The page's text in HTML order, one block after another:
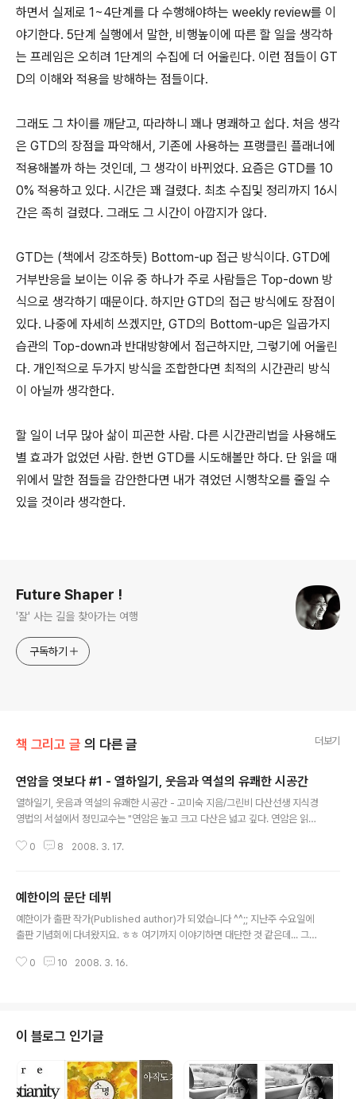
하면서 실제로 1~4단계를 다 수행해야하는 weekly review를 이
야기한다. 5단계 실행에서 말한, 비행높이에 따른 할 일을 생각하
는 프레임은 오히려 1단계의 수집에 더 어울린다. 이런 점들이 GT
D의 이해와 적용을 방해하는 점들이다.
그래도 그 차이를 깨닫고, 따라하니 꽤나 명쾌하고 쉽다. 처음 생각
은 GTD의 장점을 파악해서, 기존에 사용하는 프랭클린 플래너에
적용해볼까 하는 것인데, 그 생각이 바뀌었다. 요즘은 GTD를 10
0% 적용하고 있다. 시간은 꽤 걸렸다. 최초 수집및 정리까지 16시
간은 족히 걸렸다. 그래도 그 시간이 아깝지가 않다.
GTD는 (책에서 강조하듯) Bottom-up 접근 방식이다. GTD에
거부반응을 보이는 이유 중 하나가 주로 사람들은 Top-down 방
식으로 생각하기 때문이다. 하지만 GTD의 접근 방식에도 장점이
있다. 나중에 자세히 쓰겠지만, GTD의 Bottom-up은 일곱가지
습관의 Top-down과 반대방향에서 접근하지만, 그렇기에 어울린
다. 개인적으로 두가지 방식을 조합한다면 최적의 시간관리 방식
이 아닐까 생각한다.
할 일이 너무 많아 삶이 피곤한 사람. 다른 시간관리법을 사용해도
별 효과가 없었던 사람. 한번 GTD를 시도해볼만 하다. 단 읽을 때
위에서 말한 점들을 감안한다면 내가 겪었던 시행착오를 줄일 수
있을 것이라 생각한다.
Future Shaper !
'잘' 사는 길을 찾아가는 여행
구독하기
책 그리고 글 의 다른 글 더보기
연암을 엿보다 #1 - 열하일기, 웃음과 역설의 유쾌한 시공간
열하일기, 웃음과 역설의 유쾌한 시공간 - 고미숙 지음/그린비 다산선생 지식경
영법의 서설에서 정민교수는 "연암은 높고 크고 다산은 넓고 깊다. 연암은 읽고
늘을 보여준다"며 연암과 다산에 대해 논한다. "연암과 다산을 만나 내 학문이
게 무한한 존경심을 표현하고 있다. 정민교수를 통해 만난 다산이 너무나 거대
하였기에, 더불어 연암에 대한 관심도 커졌다. 호질, 허생전, 열하일기등의 작품
명과 함게 고등학교 국어시간의 어렴풋한 기억으로 남아있는 '연암 박지원'. 그
0 8 2008. 3. 17.
예한이의 문단 데뷔
예한이가 출판 작가(Published author)가 되었습니다 ^^;; 지난주 수요일에
출판 기념회에 다녀왔지요. ㅎㅎ 여기까지 이야기하면 대단한 것 같은데... 그렇
의 인접타운에서 발간하는 문예지가 있습니다. 초등학생 대상으로는 Apple S
것이지요. 지역의 학생문예지고 거기 실린다고 정말 문단에 데뷔하는 것은 아닙
니다만 ^^ 그래도 당사자는 물론 가족들도 굉장히 기뻐합니다 (이쪽 분위기가 ..
0 10 2008. 3. 16.
이 블로그 인기글